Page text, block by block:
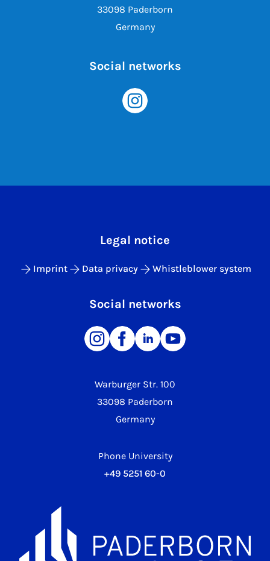
33098 Paderborn
Germany
Social networks
Warburger Str. 100
33098 Paderborn
Germany
Phone University
+49 5251 60-0
Legal notice
Imprint Data privacy Whistleblower system
Social networks